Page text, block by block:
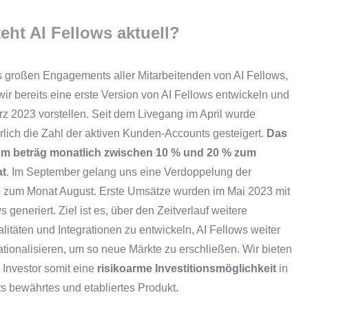
AI Fellows aktuell?
großen Engagements aller Mitarbeitenden von AI Fellows,
bereits eine erste Version von AI Fellows entwickeln und
2023 vorstellen. Seit dem Livegang im April wurde
die Zahl der aktiven Kunden-Accounts gesteigert. Das
beträg monatlich zwischen 10 % und 20 % zum
. Im September gelang uns eine Verdoppelung der
zum Monat August. Erste Umsätze wurden im Mai 2023 mit
generiert. Ziel ist es, über den Zeitverlauf weitere
und Integrationen zu entwickeln, AI Fellows weiter
um so neue Märkte zu erschließen. Wir bieten
Investor somit eine risikoarme Investitionsmöglichkeit in
bewährtes und etabliertes Produkt.